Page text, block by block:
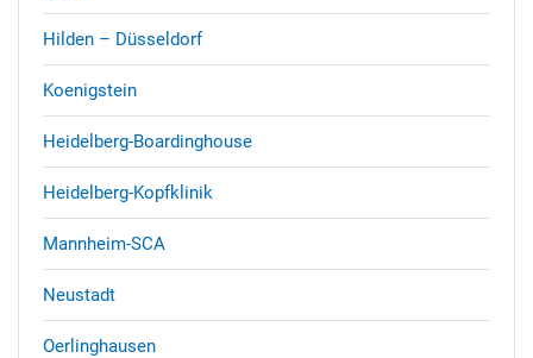
Hilden – Düsseldorf
Koenigstein
Heidelberg-Boardinghouse
Heidelberg-Kopfklinik
Mannheim-SCA
Neustadt
Oerlinghausen